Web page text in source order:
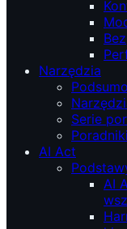
Narzędzia
Serie
Poradniki
AI Act
AI